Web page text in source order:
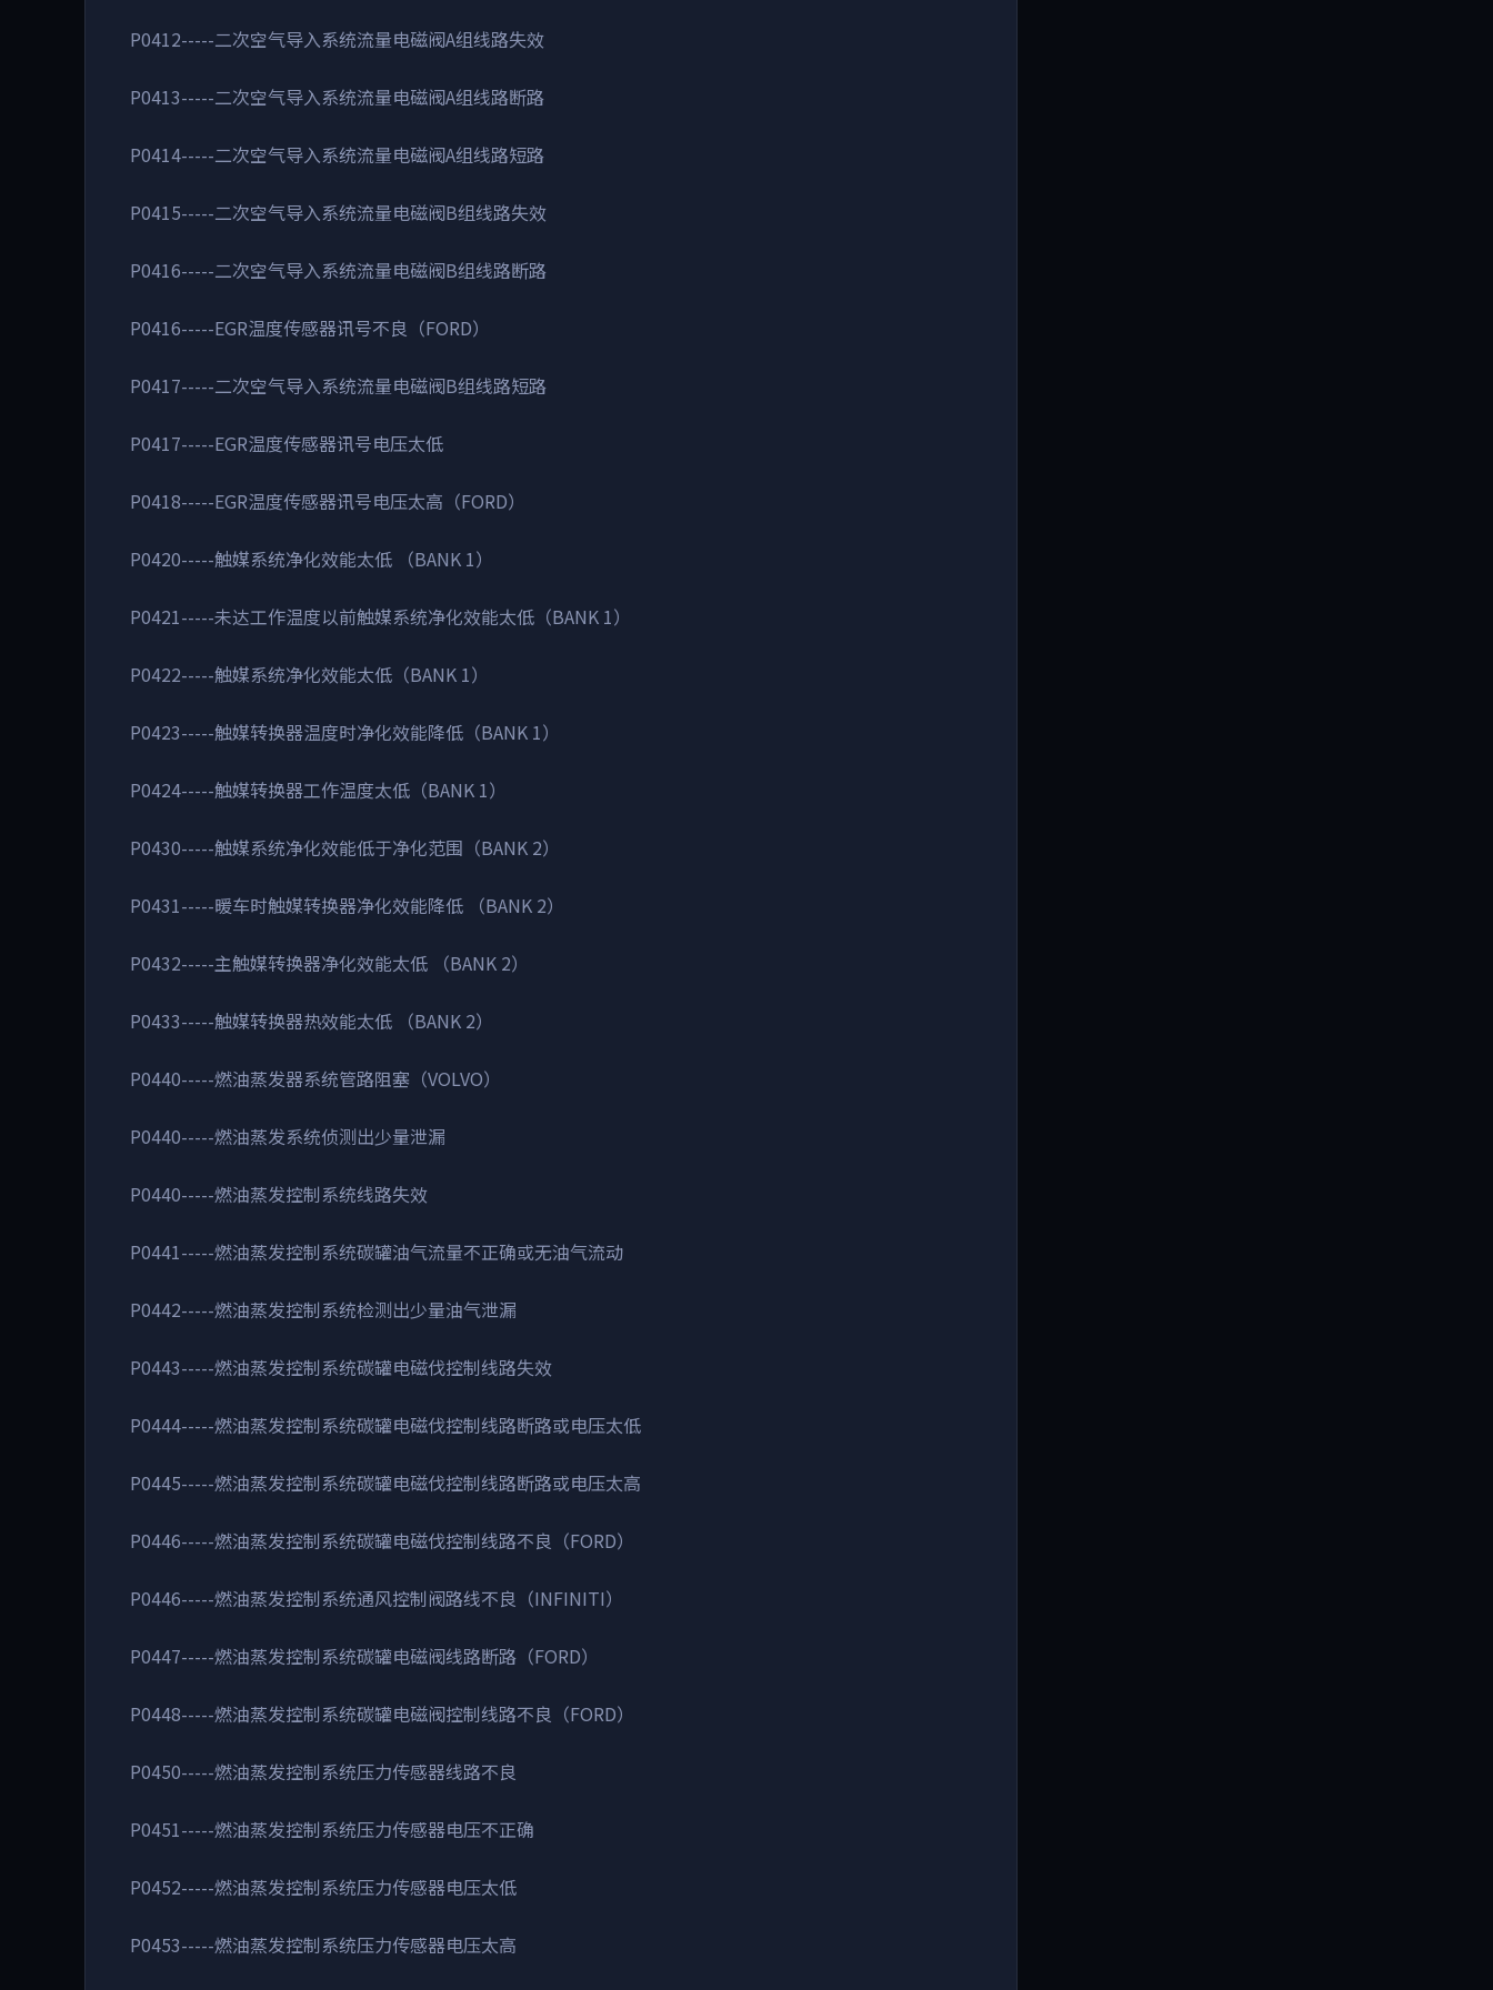
P0412-----二次空气导入系统流量电磁阀A组线路失效
P0413-----二次空气导入系统流量电磁阀A组线路断路
P0414-----二次空气导入系统流量电磁阀A组线路短路
P0415-----二次空气导入系统流量电磁阀B组线路失效
P0416-----二次空气导入系统流量电磁阀B组线路断路
P0416-----EGR温度传感器讯号不良（FORD）
P0417-----二次空气导入系统流量电磁阀B组线路短路
P0417-----EGR温度传感器讯号电压太低
P0418-----EGR温度传感器讯号电压太高（FORD）
P0420-----触媒系统净化效能太低 （BANK 1）
P0421-----未达工作温度以前触媒系统净化效能太低（BANK 1）
P0422-----触媒系统净化效能太低（BANK 1）
P0423-----触媒转换器温度时净化效能降低（BANK 1）
P0424-----触媒转换器工作温度太低（BANK 1）
P0430-----触媒系统净化效能低于净化范围（BANK 2）
P0431-----暖车时触媒转换器净化效能降低 （BANK 2）
P0432-----主触媒转换器净化效能太低 （BANK 2）
P0433-----触媒转换器热效能太低 （BANK 2）
P0440-----燃油蒸发器系统管路阻塞（VOLVO）
P0440-----燃油蒸发系统侦测出少量泄漏
P0440-----燃油蒸发控制系统线路失效
P0441-----燃油蒸发控制系统碳罐油气流量不正确或无油气流动
P0442-----燃油蒸发控制系统检测出少量油气泄漏
P0443-----燃油蒸发控制系统碳罐电磁伐控制线路失效
P0444-----燃油蒸发控制系统碳罐电磁伐控制线路断路或电压太低
P0445-----燃油蒸发控制系统碳罐电磁伐控制线路断路或电压太高
P0446-----燃油蒸发控制系统碳罐电磁伐控制线路不良（FORD）
P0446-----燃油蒸发控制系统通风控制阀路线不良（INFINITI）
P0447-----燃油蒸发控制系统碳罐电磁阀线路断路（FORD）
P0448-----燃油蒸发控制系统碳罐电磁阀控制线路不良（FORD）
P0450-----燃油蒸发控制系统压力传感器线路不良
P0451-----燃油蒸发控制系统压力传感器电压不正确
P0452-----燃油蒸发控制系统压力传感器电压太低
P0453-----燃油蒸发控制系统压力传感器电压太高